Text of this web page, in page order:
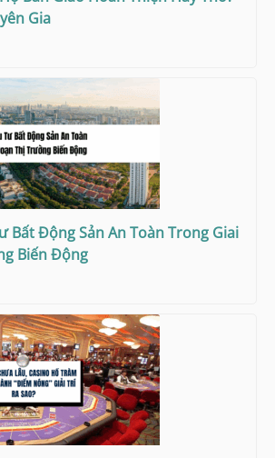
Gia
Bất Động Sản An Toàn Trong Giai
Biến Động